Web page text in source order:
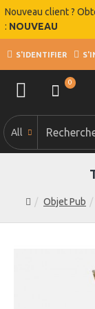
Nouveau client ?
: NOUVEAU
S'IDENTIFIER
0
All
Objet Pub